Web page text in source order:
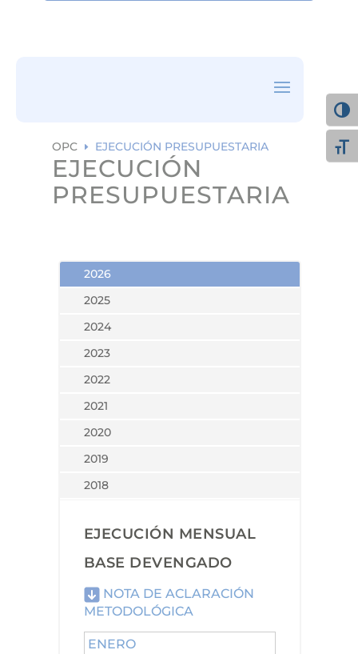
OPC E EJECUCIÓN PRESUPUESTARIA
EJECUCIÓN
PRESUPUESTARIA
2026
2025
2024
2023
2022
2021
2020
2019
2018
EJECUCIÓN MENSUAL
BASE DEVENGADO
NOTA DE ACLARACIÓN
METODOLÓGICA
ENERO